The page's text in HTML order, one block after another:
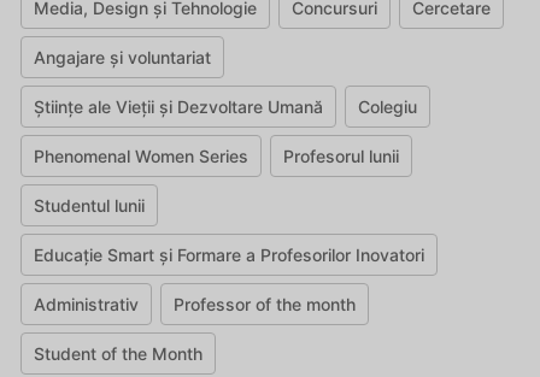
Media, Design și Tehnologie Concursuri Cercetare
Angajare și voluntariat
Științe ale Vieții și Dezvoltare Umană Colegiu
Phenomenal Women Series Profesorul lunii
Studentul lunii
Educație Smart și Formare a Profesorilor Inovatori
Administrativ Professor of the month
Student of the Month